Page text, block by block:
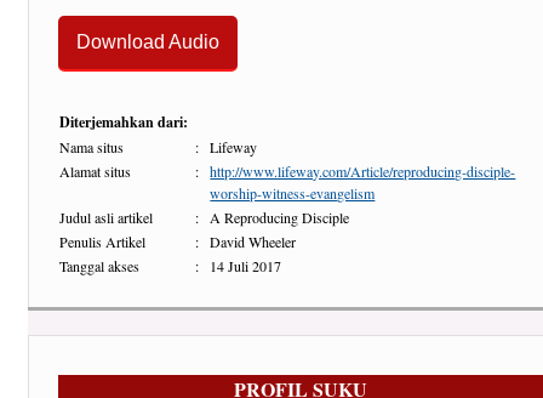
Download Audio
Diterjemahkan dari:
Nama situs : Lifeway
Alamat situs
: http://www.lifeway.com/Article/reproducing-disciple-
worship-witness-evangelism
Judul asli artikel
:
A Reproducing Disciple
Penulis Artikel
: David Wheeler
Tanggal akses
: 14 Juli 2017
PROFIL SUKU